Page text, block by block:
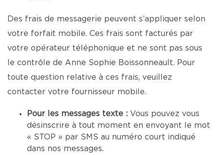
Des frais de messagerie peuvent s’appliquer selon
votre forfait mobile. Ces frais sont facturés par
votre opérateur téléphonique et ne sont pas sous
le contrôle de Anne Sophie Boissonneault. Pour
toute question relative à ces frais, veuillez
contacter votre fournisseur mobile.
Pour les messages texte : Vous pouvez vous
désinscrire à tout moment en envoyant le mot
« STOP » par SMS au numéro court indiqué
dans nos messages.